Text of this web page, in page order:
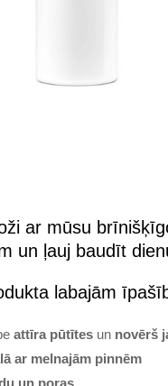
ar mūsu
un ļauj baudīt
labajām
attīra pūtītes un novērš
ar melnajām pinnēm
un poras